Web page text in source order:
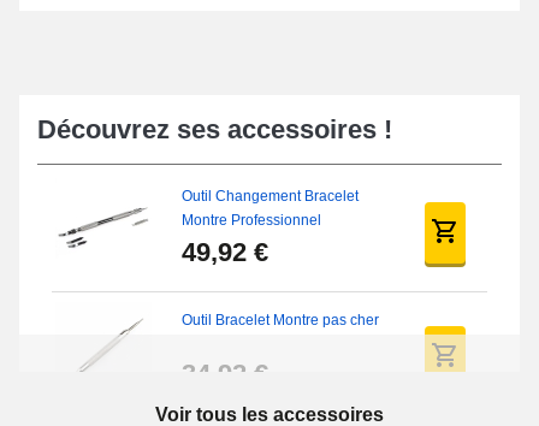
Découvrez ses accessoires !
Outil Changement Bracelet
Montre Professionnel
49,92 €
Outil Bracelet Montre pas cher
34,92 €
Voir tous les accessoires